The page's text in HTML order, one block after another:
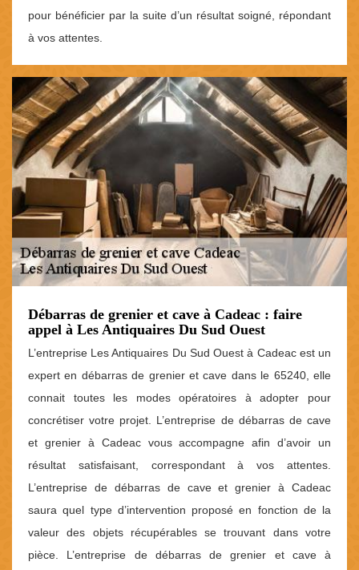
pour bénéficier par la suite d’un résultat soigné, répondant
à vos attentes.
Débarras de grenier et cave à Cadeac : faire
appel à Les Antiquaires Du Sud Ouest
L’entreprise Les Antiquaires Du Sud Ouest à Cadeac est un
expert en débarras de grenier et cave dans le 65240, elle
connait toutes les modes opératoires à adopter pour
concrétiser votre projet. L’entreprise de débarras de cave
et grenier à Cadeac vous accompagne afin d’avoir un
résultat satisfaisant, correspondant à vos attentes.
L’entreprise de débarras de cave et grenier à Cadeac
saura quel type d’intervention proposé en fonction de la
valeur des objets récupérables se trouvant dans votre
pièce. L’entreprise de débarras de grenier et cave à